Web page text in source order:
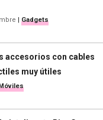
Gadgets
accesorios con cables
muy útiles